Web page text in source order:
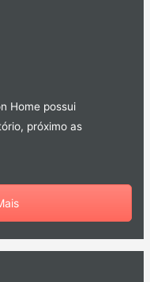
Home possui
próximo as